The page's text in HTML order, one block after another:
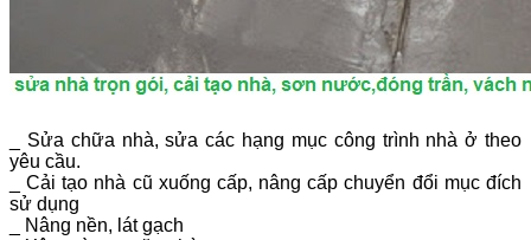
_ Sửa chữa nhà, sửa các hạng mục công trình nhà ở theo
yêu cầu.
_ Cải tạo nhà cũ xuống cấp, nâng cấp chuyển đổi mục đích
sử dụng
_ Nâng nền, lát gạch